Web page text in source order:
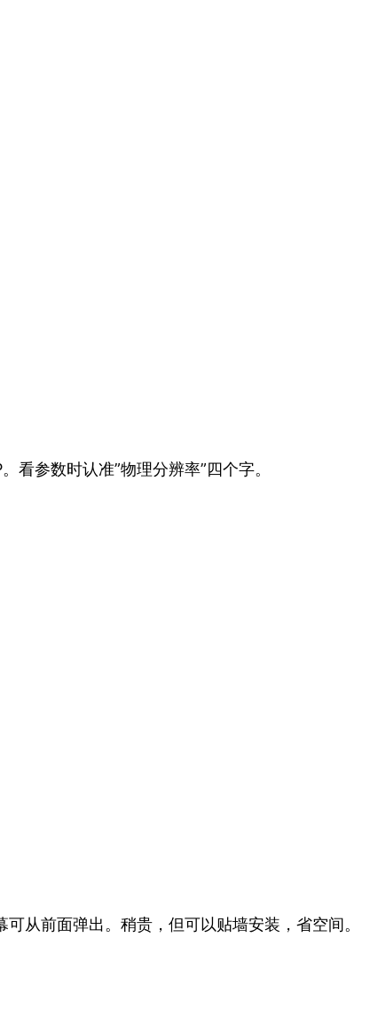
参数时认准”物理分辨率”四个字。
可从前面弹出。稍贵，但可以贴墙安装，省空间。